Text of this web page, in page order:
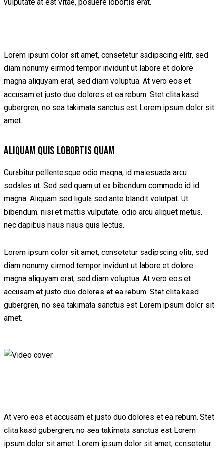
vulputate at est vitae, posuere lobortis erat.
Lorem ipsum dolor sit amet, consetetur sadipscing elitr, sed
diam nonumy eirmod tempor invidunt ut labore et dolore
magna aliquyam erat, sed diam voluptua. At vero eos et
accusam et justo duo dolores et ea rebum. Stet clita kasd
gubergren, no sea takimata sanctus est Lorem ipsum dolor sit
amet.
ALIQUAM QUIS LOBORTIS QUAM
Curabitur pellentesque odio magna, id malesuada arcu
sodales ut. Sed sed quam ut ex bibendum commodo id id
magna. Aliquam sed ligula sed ante blandit volutpat. Ut
bibendum, nisi et mattis vulputate, odio arcu aliquet metus,
nec dapibus risus risus quis lectus.
Lorem ipsum dolor sit amet, consetetur sadipscing elitr, sed
diam nonumy eirmod tempor invidunt ut labore et dolore
magna aliquyam erat, sed diam voluptua. At vero eos et
accusam et justo duo dolores et ea rebum. Stet clita kasd
gubergren, no sea takimata sanctus est Lorem ipsum dolor sit
amet.
At vero eos et accusam et justo duo dolores et ea rebum. Stet
clita kasd gubergren, no sea takimata sanctus est Lorem
ipsum dolor sit amet. Lorem ipsum dolor sit amet, consetetur